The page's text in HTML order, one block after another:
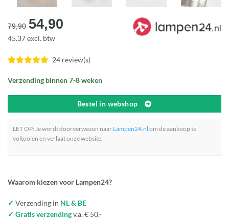
79,90 Oorspronkelijke
prijs
€79,90.
54,90
€54,90.
45.37 excl. btw
24 review(s)
Verzending binnen 7-8 weken
Bestel in webshop
LET OP: Je wordt doorverwezen naar Lampen24.nl om de aankoop te
voltooien en verlaat onze website.
Waarom kiezen voor Lampen24?
✓ Verzending in NL & BE
✓ Gratis verzendingv.a. € 50,-